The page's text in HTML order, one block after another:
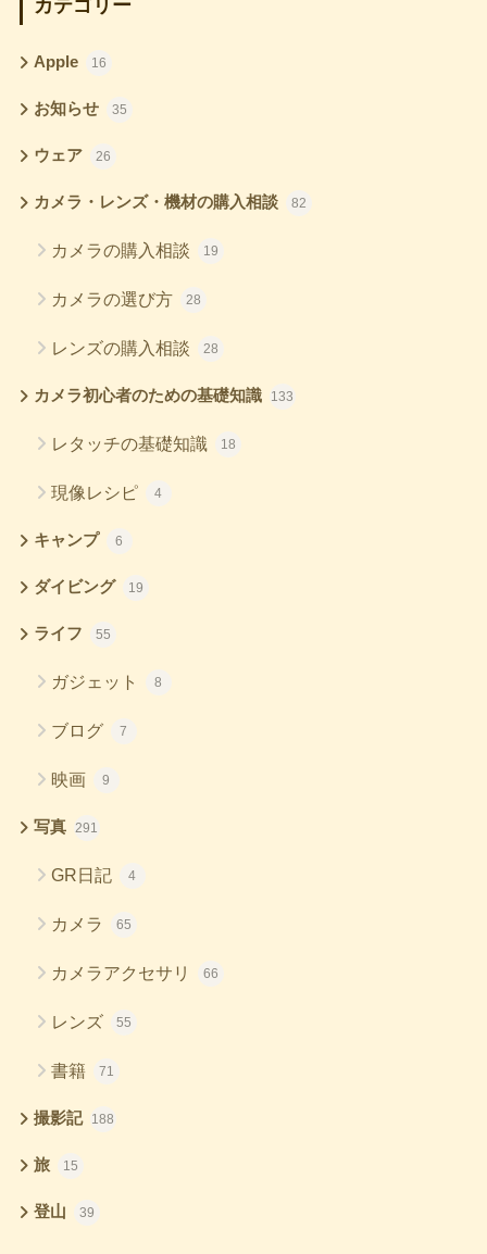
カテゴリー
Apple 16
お知らせ 35
ウェア 26
カメラ・レンズ・機材の購入相談 82
カメラの購入相談 19
カメラの選び方 28
レンズの購入相談 28
カメラ初心者のための基礎知識 133
レタッチの基礎知識 18
現像レシピ 4
キャンプ 6
ダイビング 19
ライフ 55
ガジェット 8
ブログ 7
映画 9
写真 291
GR日記 4
カメラ 65
カメラアクセサリ 66
レンズ 55
書籍 71
撮影記 188
旅 15
登山 39